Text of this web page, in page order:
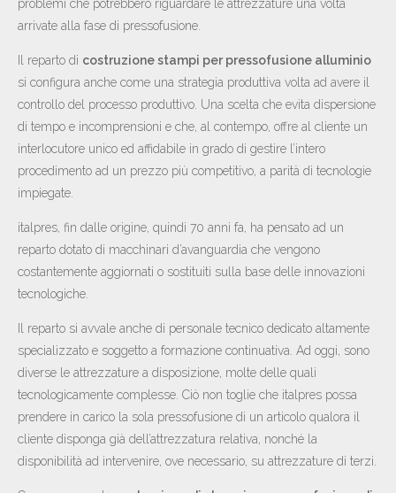
EN DE
problemi che potrebbero riguardare le attrezzature una volta
arrivate alla fase di pressofusione.
Il reparto di costruzione stampi per pressofusione alluminio
si configura anche come una strategia produttiva volta ad avere il
controllo del processo produttivo. Una scelta che evita dispersione
di tempo e incomprensioni e che, al contempo, offre al cliente un
interlocutore unico ed affidabile in grado di gestire l’intero
procedimento ad un prezzo più competitivo, a parità di tecnologie
impiegate.
italpres, fin dalle origine, quindi 70 anni fa, ha pensato ad un
reparto dotato di macchinari d’avanguardia che vengono
costantemente aggiornati o sostituiti sulla base delle innovazioni
tecnologiche.
Il reparto si avvale anche di personale tecnico dedicato altamente
specializzato e soggetto a formazione continuativa. Ad oggi, sono
diverse le attrezzature a disposizione, molte delle quali
tecnologicamente complesse. Ciò non toglie che italpres possa
prendere in carico la sola pressofusione di un articolo qualora il
cliente disponga già dell’attrezzatura relativa, nonché la
disponibilità ad intervenire, ove necessario, su attrezzature di terzi.